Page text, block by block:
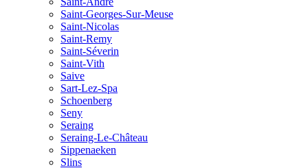
Saint-Georges-Sur-Meuse
Saint-Nicolas
Saint-Remy
Saint-Séverin
Saint-Vith
Saive
Sart-Lez-Spa
Schoenberg
Seny
Seraing
Seraing-Le-Château
Sippenaeken
Slins